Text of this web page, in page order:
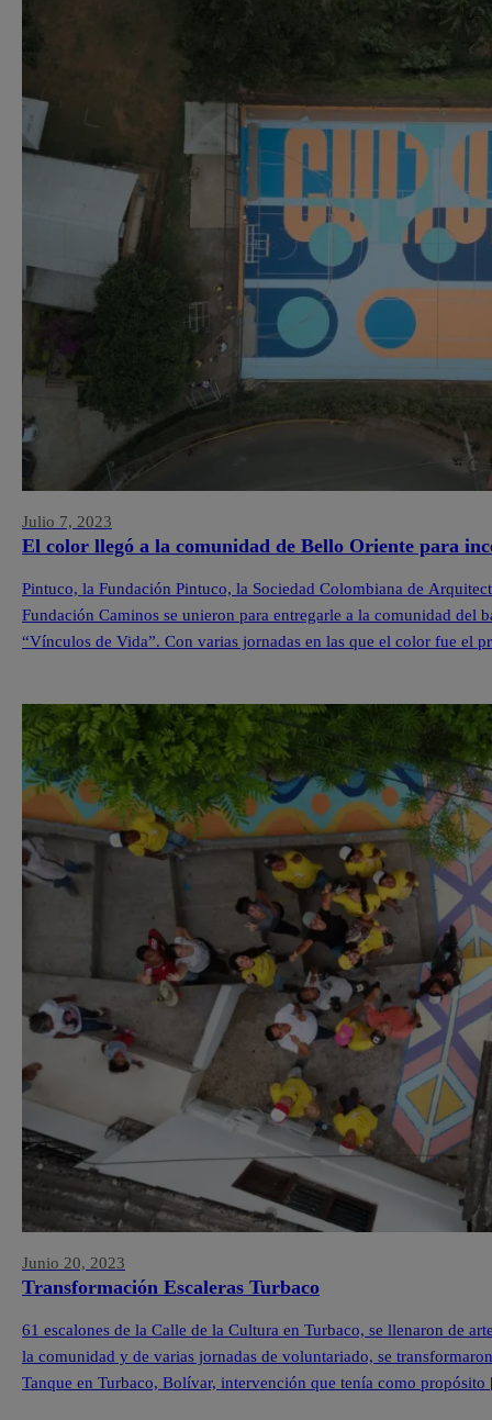
Julio 7, 2023
El color llegó a la comunidad de Bello Oriente para
Pintuco, la Fundación Pintuco, la Sociedad Colombiana de
Fundación Caminos se unieron para entregarle a la comunidad del
“Vínculos de Vida”. Con varias jornadas en las que el color fue el
Junio 20, 2023
Transformación Escaleras Turbaco
61 escalones de la Calle de la Cultura en Turbaco, se llenaron de
la comunidad y de varias jornadas de voluntariado, se
Tanque en Turbaco, Bolívar, intervención que tenía como